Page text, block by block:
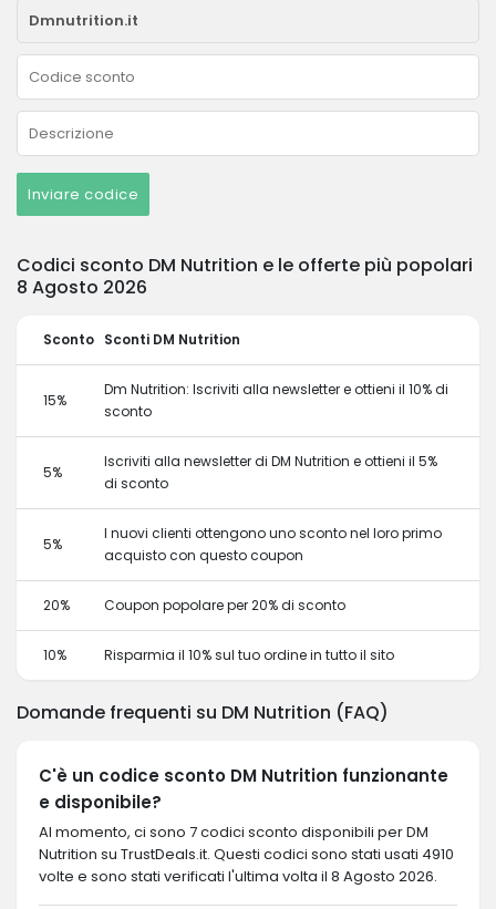
Inviare codice
Codici sconto DM Nutrition e le offerte più popolari
8 Agosto 2026
Sconto Sconti DM Nutrition
15%
Dm Nutrition: Iscriviti alla newsletter e ottieni il 10% di
sconto
5%
Iscriviti alla newsletter di DM Nutrition e ottieni il 5%
di sconto
5%
I nuovi clienti ottengono uno sconto nel loro primo
acquisto con questo coupon
20% Coupon popolare per 20% di sconto
10% Risparmia il 10% sul tuo ordine in tutto il sito
Domande frequenti su DM Nutrition (FAQ)
C'è un codice sconto DM Nutrition funzionante
e disponibile?
Al momento, ci sono 7 codici sconto disponibili per DM
Nutrition su TrustDeals.it. Questi codici sono stati usati 4910
volte e sono stati verificati l'ultima volta il 8 Agosto 2026.